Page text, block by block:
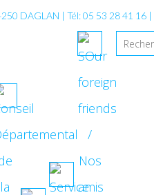
DAGLAN | Tél: 05 53 28 41 16 |